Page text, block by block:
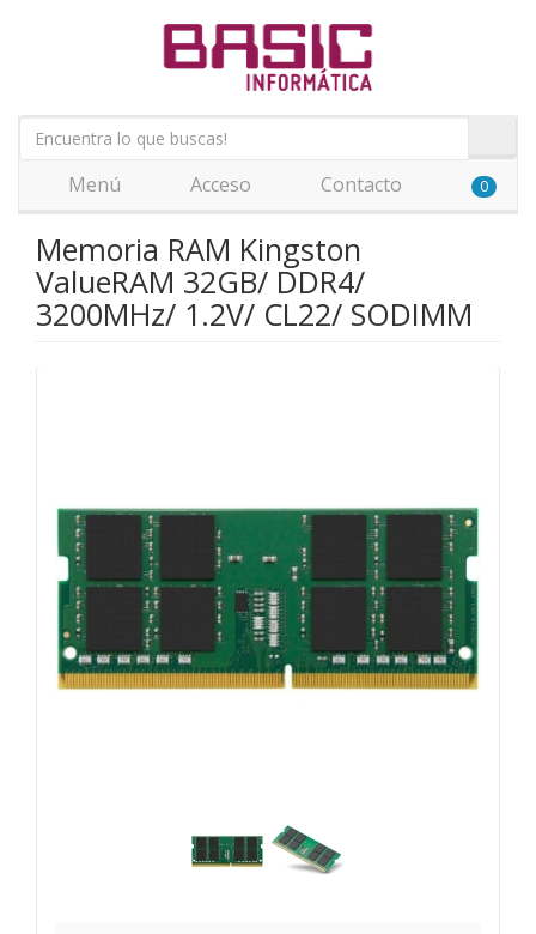
Menú Acceso Contacto 0
Memoria RAM Kingston
ValueRAM 32GB/ DDR4/
3200MHz/ 1.2V/ CL22/ SODIMM